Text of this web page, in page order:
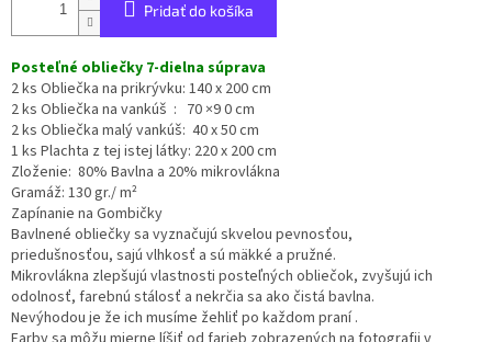
Pridať do košíka
Posteľné obliečky 7-dielna súprava
2 ks Obliečka na prikrývku: 140 x 200 cm
2 ks Obliečka na vankúš : 70 ×9 0 cm
2 ks Obliečka malý vankúš: 40 x 50 cm
1 ks Plachta z tej istej látky: 220 x 200 cm
Zloženie: 80% Bavlna a 20% mikrovlákna
Gramáž: 130 gr./m²
Zapínanie na Gombičky
Bavlnené obliečky sa vyznačujú skvelou pevnosťou,
priedušnosťou, sajú vlhkosť a sú mäkké a pružné.
Mikrovlákna zlepšujú vlastnosti posteľných obliečok, zvyšujú ich
odolnosť, farebnú stálosť a nekrčia sa ako čistá bavlna.
Nevýhodou je že ich musíme žehliť po každom praní .